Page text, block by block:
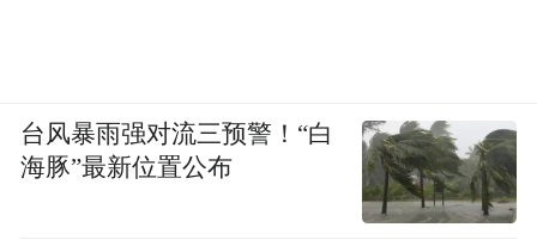
台风暴雨强对流三预警！“白
海豚”最新位置公布